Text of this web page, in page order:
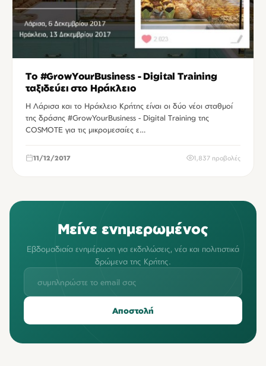
Το #GrowYourBusiness - Digital Training
ταξιδεύει στο Ηράκλειο
Η Λάρισα και το Ηράκλειο Κρήτης είναι οι δύο νέοι σταθμοί
της δράσης #GrowYourBusiness - Digital Training της
COSMOTE για τις μικρομεσαίες ε…
11/12/2017 1,837 προβολές
Μείνε ενημερωμένος
Εβδομαδιαία ενημέρωση για εκδηλώσεις, νέα και πολιτιστικά
δρώμενα της Κρήτης.
Αποστολή